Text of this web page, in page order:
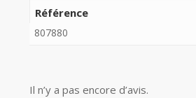
Référence
807880
Il n’y a pas encore d’avis.